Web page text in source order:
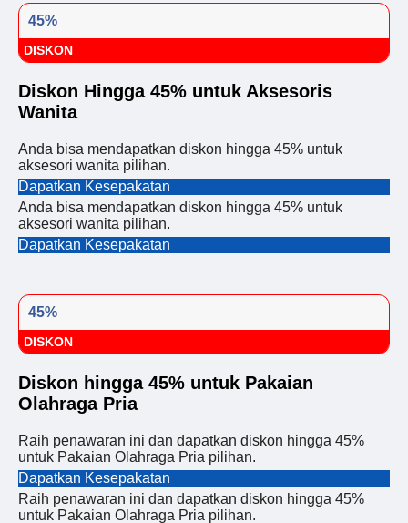
45%
DISKON
Diskon Hingga 45% untuk Aksesoris
Wanita
Anda bisa mendapatkan diskon hingga 45% untuk
aksesori wanita pilihan.
Dapatkan Kesepakatan
Anda bisa mendapatkan diskon hingga 45% untuk
aksesori wanita pilihan.
Dapatkan Kesepakatan
45%
DISKON
Diskon hingga 45% untuk Pakaian
Olahraga Pria
Raih penawaran ini dan dapatkan diskon hingga 45%
untuk Pakaian Olahraga Pria pilihan.
Dapatkan Kesepakatan
Raih penawaran ini dan dapatkan diskon hingga 45%
untuk Pakaian Olahraga Pria pilihan.